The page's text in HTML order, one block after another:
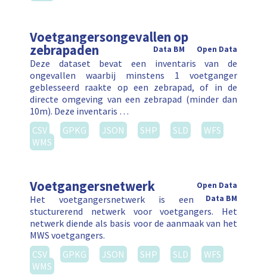
Voetgangersongevallen op
zebrapaden Open Data
Data BM
Deze dataset bevat een inventaris van de
ongevallen waarbij minstens 1 voetganger
geblesseerd raakte op een zebrapad, of in de
directe omgeving van een zebrapad (minder dan
10m). Deze inventaris …
CSV
GPKG JSON SHP SLD
WFS
WMS
Voetgangersnetwerk
Open Data
Data BM
Het voetgangersnetwerk is een
stucturerend netwerk voor voetgangers. Het
netwerk diende als basis voor de aanmaak van het
MWS voetgangers.
CSV
GPKG JSON SHP SLD
WFS
WMS